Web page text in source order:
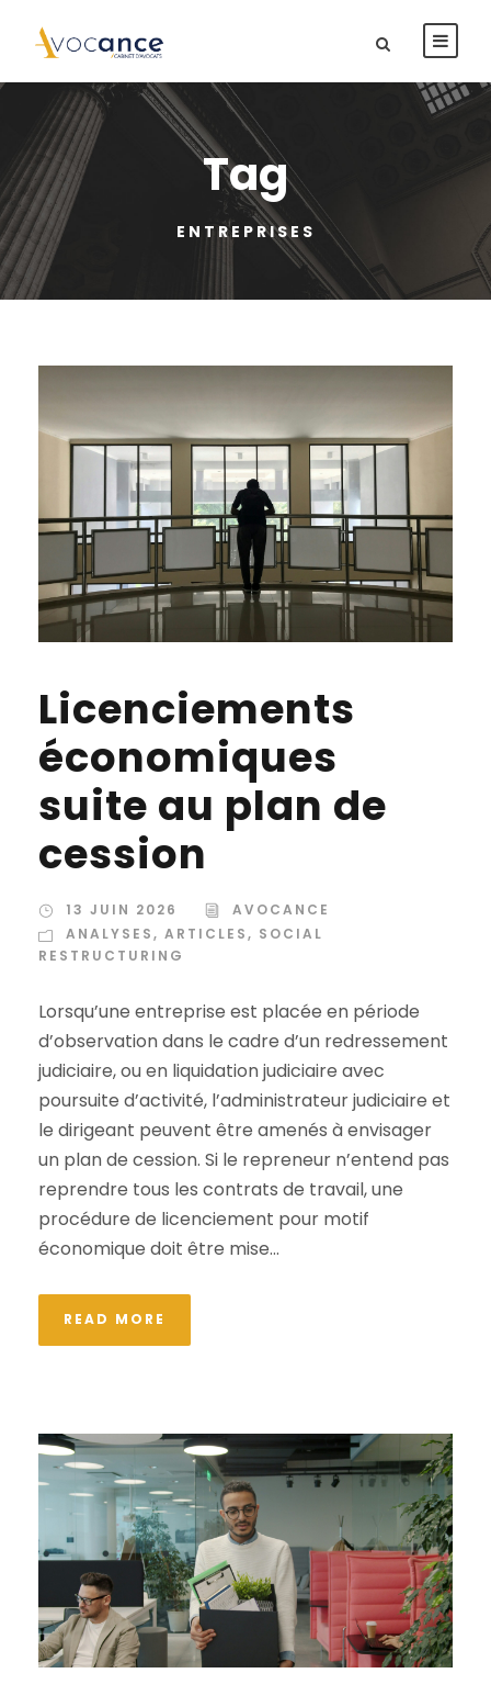
Tag
ENTREPRISES
Licenciements
économiques
suite au plan de
cession
13 JUIN 2026
AVOCANCE
ANALYSES, ARTICLES, SOCIAL
RESTRUCTURING
Lorsqu’une entreprise est placée en période
d’observation dans le cadre d’un redressement
judiciaire, ou en liquidation judiciaire avec
poursuite d’activité, l’administrateur judiciaire et
le dirigeant peuvent être amenés à envisager
un plan de cession. Si le repreneur n’entend pas
reprendre tous les contrats de travail, une
procédure de licenciement pour motif
économique doit être mise...
READ MORE